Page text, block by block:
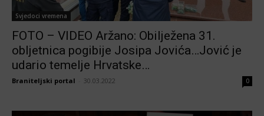
Svjedoci vremena
FOTO – VIDEO Aržano: Obilježena 31.
obljetnica pogibije Josipa Jovića…Jović je
udario temelje Hrvatske…
Braniteljski portal 30.03.2022 0